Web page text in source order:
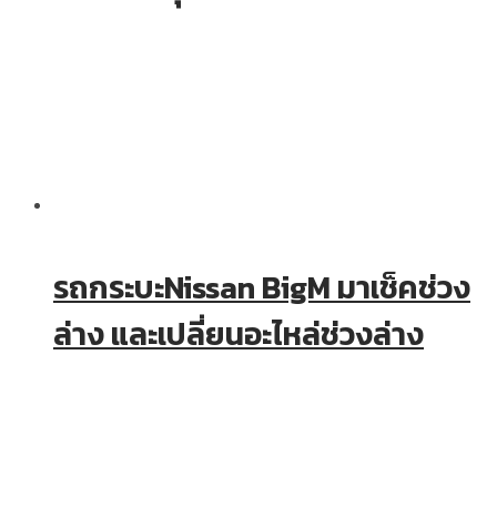
รถกระบะNissan BigM มาเช็คช่วง
ล่าง และเปลี่ยนอะไหล่ช่วงล่าง